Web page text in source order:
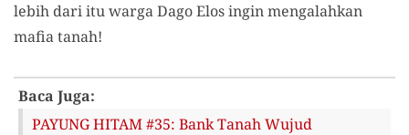
lebih dari itu warga Dago Elos ingin mengalahkan
mafia tanah!
Baca Juga:
PAYUNG HITAM #35: Bank Tanah Wujud